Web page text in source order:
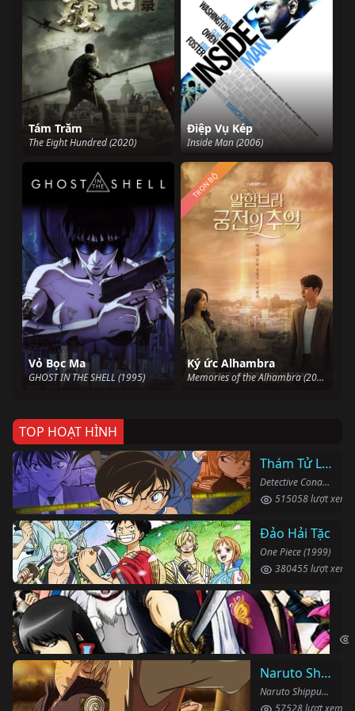
Tám Trăm
The Eight Hundred (2020)
Điệp Vụ Kép
Inside Man (2006)
Vỏ Bọc Ma
GHOST IN THE SHELL (1995)
Ký ức Alhambra
Memories of the Alhambra (2018)
TRỌN BỘ
TOP HOẠT HÌNH
Thám Tử Lừng Danh Conan
Detective Conan (1996)
515058 lượt xem
Đảo Hải Tặc
One Piece (1999)
380455 lượt xem
Naruto Shippuden
Naruto Shippuden (2007)